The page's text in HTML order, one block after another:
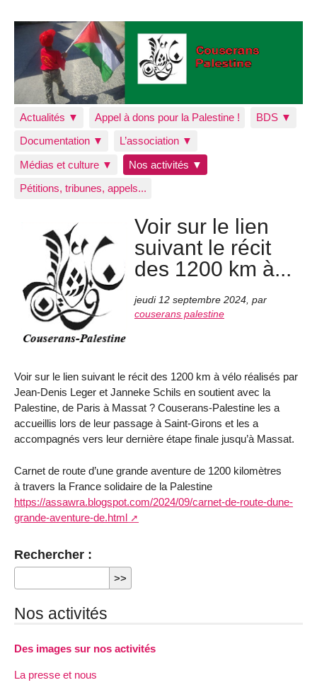
Actualités ▼ Appel à dons pour la Palestine !
BDS ▼
Documentation ▼
L’association ▼
Médias et culture ▼
Nos activités ▼
Pétitions, tribunes, appels...
Voir sur le lien
suivant le récit
des 1200 km à...
jeudi 12 septembre 2024, par
couserans palestine
Voir sur le lien suivant le récit des 1200 km à vélo réalisés par
Jean-Denis Leger et Janneke Schils en soutient avec la
Palestine, de Paris à Massat ? Couserans-Palestine les a
accueillis lors de leur passage à Saint-Girons et les a
accompagnés vers leur dernière étape finale jusqu’à Massat.
Carnet de route d’une grande aventure de 1200 kilomètres
à travers la France solidaire de la Palestine
https://assawra.blogspot.com/2024/09/carnet-de-route-dune-
grande-aventure-de.html
Rechercher :
Nos activités
Des images sur nos activités
La presse et nous